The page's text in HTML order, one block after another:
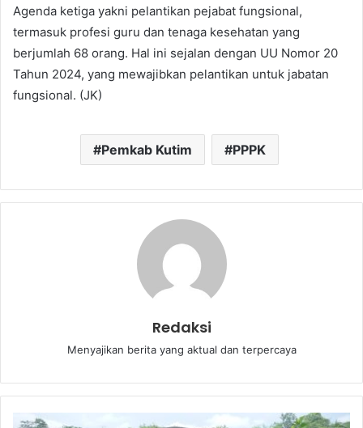
Agenda ketiga yakni pelantikan pejabat fungsional,
termasuk profesi guru dan tenaga kesehatan yang
berjumlah 68 orang. Hal ini sejalan dengan UU Nomor 20
Tahun 2024, yang mewajibkan pelantikan untuk jabatan
fungsional. (JK)
Pemkab Kutim PPPK
Redaksi
Menyajikan berita yang aktual dan terpercaya